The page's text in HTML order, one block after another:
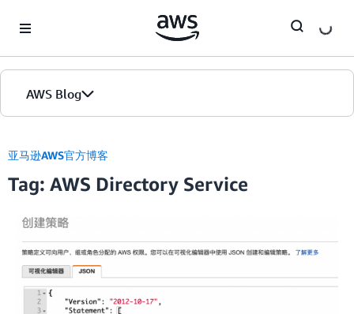
AWS Blog
首页
版本
亚马逊AWS官方博客
Tag: AWS Directory Service